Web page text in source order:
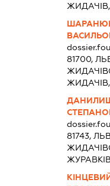
ЖИДАЧІВ,
81700,
81743,